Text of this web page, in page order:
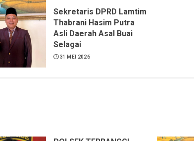
Sekretaris DPRD Lamtim
Thabrani Hasim Putra
Asli Daerah Asal Buai
Selagai
31 MEI 2026